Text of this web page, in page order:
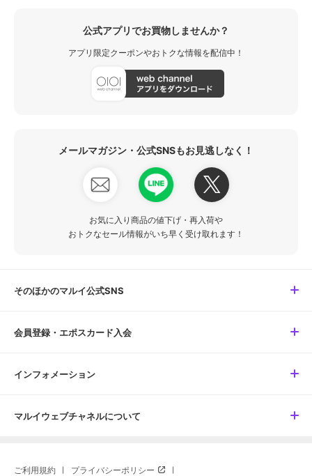
公式アプリでお買物しませんか？
アプリ限定クーポンやおトクな情報を配信中！
メールマガジン・公式SNSもお見逃しなく！
お気に入り商品の値下げ・再入荷や
おトクなセール情報がいち早く受け取れます！
そのほかのマルイ公式SNS
会員登録・エポスカード入会
インフォメーション
マルイウェブチャネルについて
ご利用規約 プライバシーポリシー